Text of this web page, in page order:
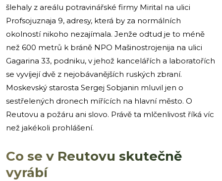
šlehaly z areálu potravinářské firmy Mirital na ulici
Profsojuznaja 9, adresy, která by za normálních
okolností nikoho nezajímala. Jenže odtud je to méně
než 600 metrů k bráně NPO Mašinostrojenija na ulici
Gagarina 33, podniku, v jehož kancelářích a laboratořích
se vyvíjejí dvě z nejobávanějších ruských zbraní.
Moskevský starosta Sergej Sobjanin mluvil jen o
sestřelených dronech mířících na hlavní město. O
Reutovu a požáru ani slovo. Právě ta mlčenlivost říká víc
než jakékoli prohlášení.
Co se v Reutovu skutečně
vyrábí